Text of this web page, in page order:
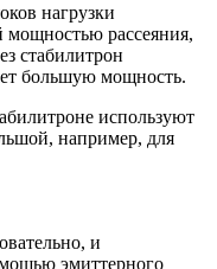
нагрузки
мощностью рассеяния,
стабилитрон
большую мощность.
используют
например, для
и
эмиттерного